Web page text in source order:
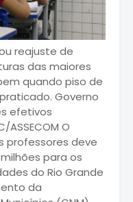
reajuste de
das maiores
quando piso de
Governo
efetivos
ASSECOM O
professores deve
para os
do Rio Grande
da